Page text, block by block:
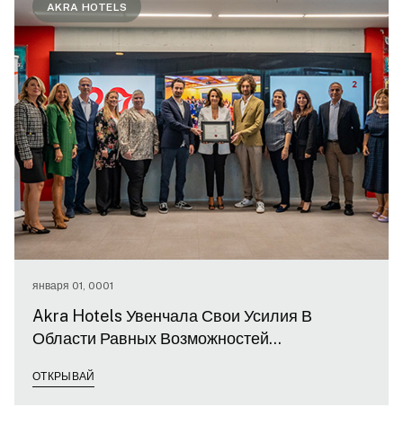
января 01, 0001
Akra Hotels Увенчала Свои Усилия В
Области Равных Возможностей
ОТКРЫВАЙ
AKRA HOTELS